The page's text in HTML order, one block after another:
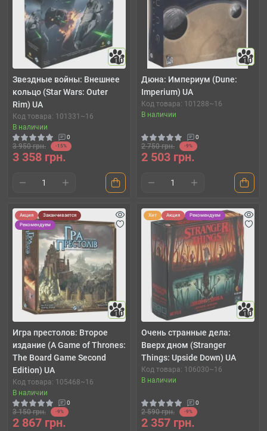
10
Звездные войны: Внешнее
кольцо (Star Wars: Outer
Rim) UA
Код товара: 101331~16
В наличии
0
3 950 грн. -15%
3 358 грн.
10
Дюна: Империум (Dune:
Imperium) UA
Код товара: 101288~16
В наличии
0
2 750 грн. -9%
2 503 грн.
Акция
Заканчивается
Рекомендуем
10
Игра престолов: Второе
издание (A Game of Thrones:
The Board Game Second
Edition) UA
Код товара: 105468~16
В наличии
0
3 150 грн. -9%
2 867 грн.
Хит Акция Рекомендуем
10
Очень странные дела:
Вверх дном (Stranger
Things: Upside Down) UA
Код товара: 106030~16
В наличии
0
2 590 грн. -9%
2 357 грн.